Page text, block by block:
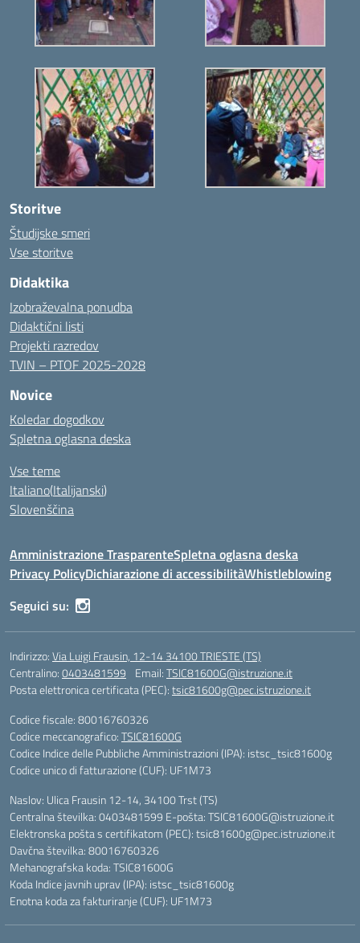
Storitve
Študijske smeri
Vse storitve
Didaktika
Izobraževalna ponudba
Didaktični listi
Projekti razredov
TVIN – PTOF 2025-2028
Novice
Koledar dogodkov
Spletna oglasna deska
Vse teme
Italiano(Italijanski)
Slovenščina
Amministrazione TrasparenteSpletna oglasna deska
Privacy PolicyDichiarazione di accessibilitàWhistleblowing
Seguici su:
Indirizzo:Via Luigi Frausin, 12-14 34100 TRIESTE (TS)
Centralino:0403481599 Email:TSIC81600G@istruzione.it
Posta elettronica certificata (PEC):tsic81600g@pec.istruzione.it
Codice fiscale: 80016760326
Codice meccanografico:TSIC81600G
Codice Indice delle Pubbliche Amministrazioni (IPA): istsc_tsic81600g
Codice unico di fatturazione (CUF): UF1M73
Naslov: Ulica Frausin 12-14, 34100 Trst (TS)
Centralna številka: 0403481599 E-pošta: TSIC81600G@istruzione.it
Elektronska pošta s certifikatom (PEC): tsic81600g@pec.istruzione.it
Davčna številka: 80016760326
Mehanografska koda: TSIC81600G
Koda Indice javnih uprav (IPA): istsc_tsic81600g
Enotna koda za fakturiranje (CUF): UF1M73